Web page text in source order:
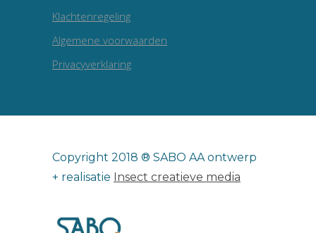
Klachtenregeling
Algemene voorwaarden
Privacyverklaring
Copyright 2018 ® SABO AA ontwerp
+ realisatie Insect creatieve media